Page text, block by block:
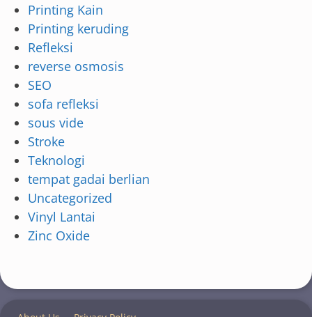
Printing Kain
Printing keruding
Refleksi
reverse osmosis
SEO
sofa refleksi
sous vide
Stroke
Teknologi
tempat gadai berlian
Uncategorized
Vinyl Lantai
Zinc Oxide